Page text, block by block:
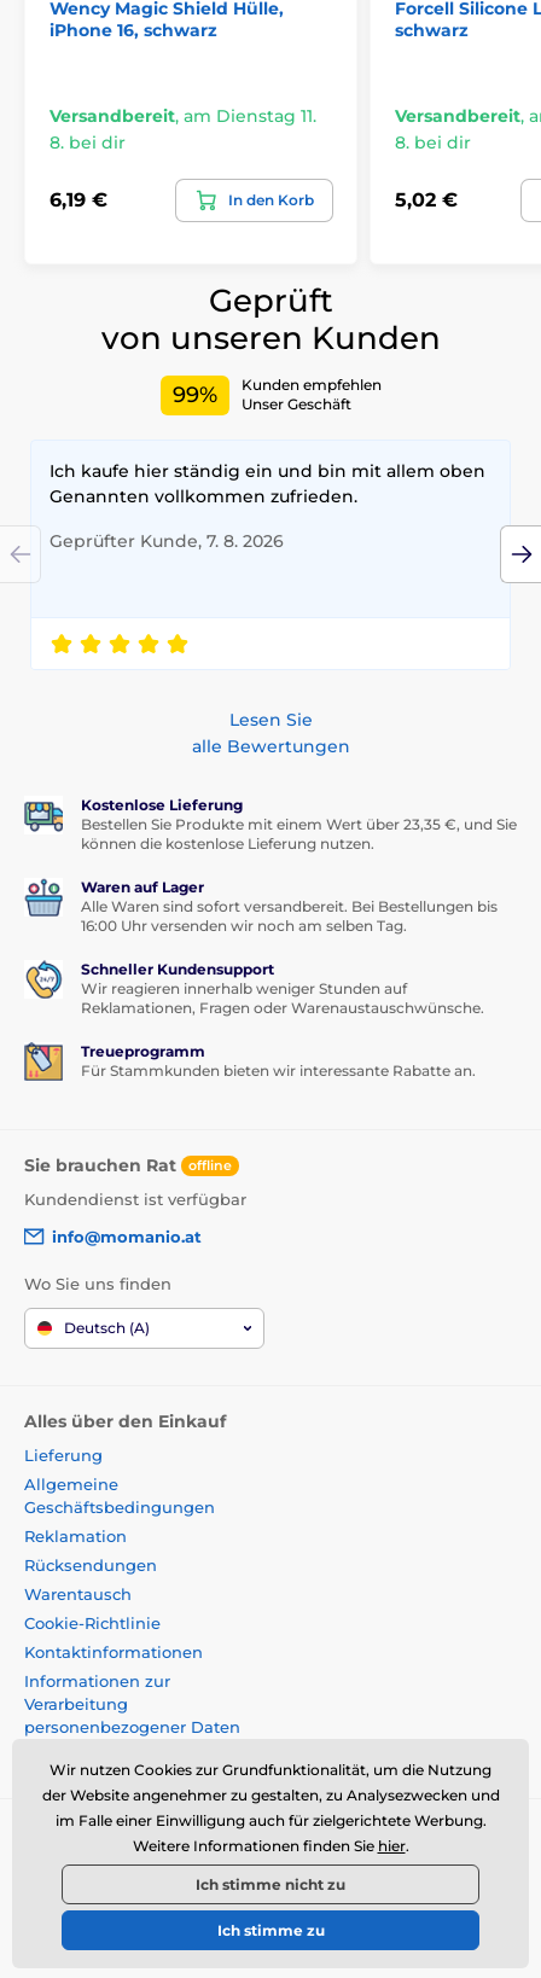
Wency Magic Shield Hülle,
iPhone 16, schwarz
Versandbereit, am Dienstag 11.
8. bei dir
6,19 € In den Korb
Forcell Silicone
schwarz
Versandbereit,
8. bei dir
5,02 €
Geprüft
von unseren Kunden
99%
Kunden empfehlen
Unser Geschäft
Ich kaufe hier ständig ein und bin mit allem oben
Genannten vollkommen zufrieden.
Geprüfter Kunde, 7. 8. 2026
Lesen Sie
alle Bewertungen
Kostenlose Lieferung
Bestellen Sie Produkte mit einem Wert über 23,35 €, und Sie
können die kostenlose Lieferung nutzen.
Waren auf Lager
Alle Waren sind sofort versandbereit. Bei Bestellungen bis
16:00 Uhr versenden wir noch am selben Tag.
Schneller Kundensupport
Wir reagieren innerhalb weniger Stunden auf
Reklamationen, Fragen oder Warenaustauschwünsche.
Treueprogramm
Für Stammkunden bieten wir interessante Rabatte an.
Sie brauchen Rat offline
Kundendienst ist verfügbar
info@momanio.at
Wo Sie uns finden
Deutsch (A)
Alles über den Einkauf
Lieferung
Allgemeine
Geschäftsbedingungen
Reklamation
Rücksendungen
Warentausch
Cookie-Richtlinie
Kontaktinformationen
Informationen zur
Verarbeitung
personenbezogener Daten
Momanio s.r.o., Okružní 361/14, 74718, Píšt',
Tschechische Republik, VAT: CZ09604707,
info@momanio.at
© 2026 www.momanio.at ⦁ Sie hat einen E-Shop erstellt
Wir nutzen Cookies zur Grundfunktionalität, um die Nutzung
der Website angenehmer zu gestalten, zu Analysezwecken und
im Falle einer Einwilligung auch für zielgerichtete Werbung.
Weitere Informationen finden Sie hier.
Ich stimme nicht zu
Ich stimme zu